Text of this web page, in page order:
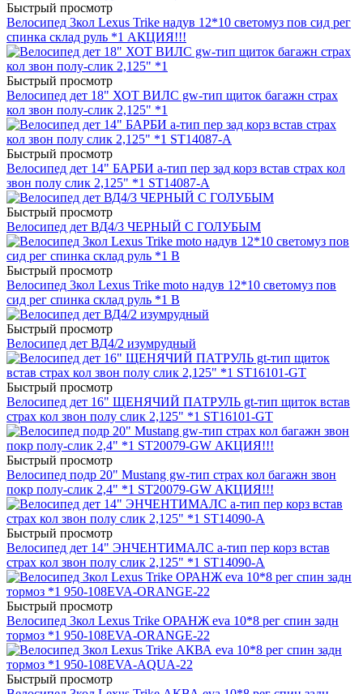
Быстрый просмотр
Велосипед 3кол Lexus Trike надув 12*10 светомуз пов сид рег
спинка склад руль *1 АКЦИЯ!!!
Быстрый просмотр
Велосипед дет 18" ХОТ ВИЛС gw-тип щиток багажн страх
кол звон полу-слик 2,125" *1
Быстрый просмотр
Велосипед дет 14" БАРБИ a-тип пер зад корз встав страх кол
звон полу слик 2,125" *1 ST14087-A
Быстрый просмотр
Велосипед дет ВД4/3 ЧЕРНЫЙ С ГОЛУБЫМ
Быстрый просмотр
Велосипед 3кол Lexus Trike moto надув 12*10 светомуз пов
сид рег спинка склад руль *1 В
Быстрый просмотр
Велосипед дет ВД4/2 изумрудный
Быстрый просмотр
Велосипед дет 16" ЩЕНЯЧИЙ ПАТРУЛЬ gt-тип щиток встав
страх кол звон полу слик 2,125" *1 ST16101-GT
Быстрый просмотр
Велосипед подр 20" Mustang gw-тип страх кол багажн звон
покр полу-слик 2,4" *1 ST20079-GW АКЦИЯ!!!
Быстрый просмотр
Велосипед дет 14" ЭНЧЕНТИМАЛС a-тип пер корз встав
страх кол звон полу слик 2,125" *1 ST14090-A
Быстрый просмотр
Велосипед 3кол Lexus Trike ОРАНЖ eva 10*8 рег спин задн
тормоз *1 950-108EVA-ORANGE-22
Быстрый просмотр